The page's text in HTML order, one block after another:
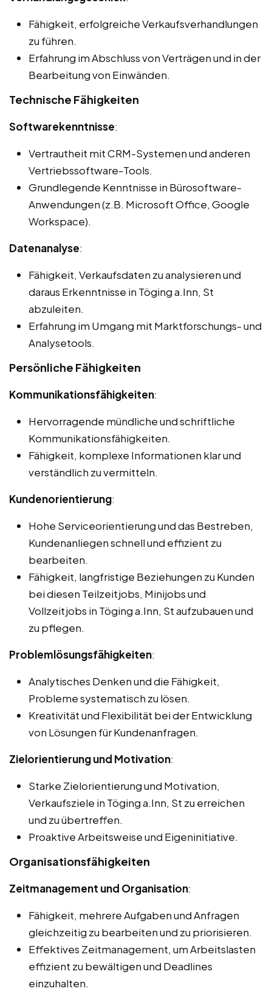
Fähigkeit, erfolgreiche Verkaufsverhandlungen
zu führen.
Erfahrung im Abschluss von Verträgen und in der
Bearbeitung von Einwänden.
Technische Fähigkeiten
Softwarekenntnisse:
Vertrautheit mit CRM-Systemen und anderen
Vertriebssoftware-Tools.
Grundlegende Kenntnisse in Bürosoftware-
Anwendungen (z.B. Microsoft Office, Google
Workspace).
Datenanalyse:
Fähigkeit, Verkaufsdaten zu analysieren und
daraus Erkenntnisse in Töging a.Inn, St
abzuleiten.
Erfahrung im Umgang mit Marktforschungs- und
Analysetools.
Persönliche Fähigkeiten
Kommunikationsfähigkeiten:
Hervorragende mündliche und schriftliche
Kommunikationsfähigkeiten.
Fähigkeit, komplexe Informationen klar und
verständlich zu vermitteln.
Kundenorientierung:
Hohe Serviceorientierung und das Bestreben,
Kundenanliegen schnell und effizient zu
bearbeiten.
Fähigkeit, langfristige Beziehungen zu Kunden
bei diesen Teilzeitjobs, Minijobs und
Vollzeitjobs in Töging a.Inn, St aufzubauen und
zu pflegen.
Problemlösungsfähigkeiten:
Analytisches Denken und die Fähigkeit,
Probleme systematisch zu lösen.
Kreativität und Flexibilität bei der Entwicklung
von Lösungen für Kundenanfragen.
Zielorientierung und Motivation:
Starke Zielorientierung und Motivation,
Verkaufsziele in Töging a.Inn, St zu erreichen
und zu übertreffen.
Proaktive Arbeitsweise und Eigeninitiative.
Organisationsfähigkeiten
Zeitmanagement und Organisation:
Fähigkeit, mehrere Aufgaben und Anfragen
gleichzeitig zu bearbeiten und zu priorisieren.
Effektives Zeitmanagement, um Arbeitslasten
effizient zu bewältigen und Deadlines
einzuhalten.